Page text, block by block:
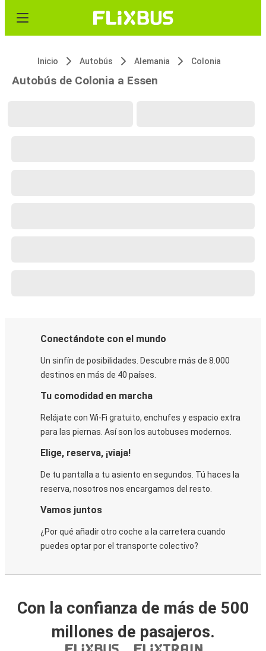
Inicio Autobús Alemania Colonia
Autobús de Colonia a Essen
Conectándote con el mundo
Un sinfín de posibilidades. Descubre más de 8.000
destinos en más de 40 países.
Tu comodidad en marcha
Relájate con Wi-Fi gratuito, enchufes y espacio extra
para las piernas. Así son los autobuses modernos.
Elige, reserva, ¡viaja!
De tu pantalla a tu asiento en segundos. Tú haces la
reserva, nosotros nos encargamos del resto.
Vamos juntos
¿Por qué añadir otro coche a la carretera cuando
puedes optar por el transporte colectivo?
Con la confianza de más de 500
millones de pasajeros.